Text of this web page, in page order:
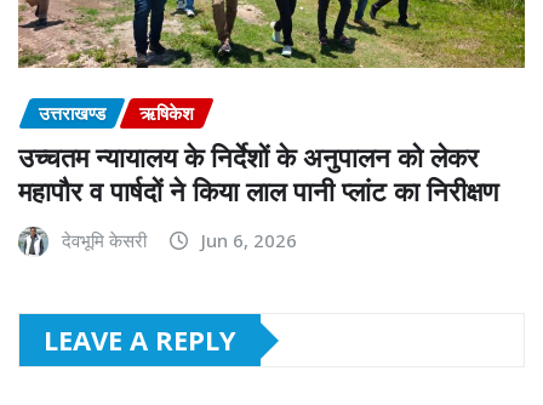
उत्तराखण्ड ऋषिकेश
उच्चतम न्यायालय के निर्देशों के अनुपालन को लेकर
महापौर व पार्षदों ने किया लाल पानी प्लांट का निरीक्षण
देवभूमि केसरी Jun 6, 2026
LEAVE A REPLY